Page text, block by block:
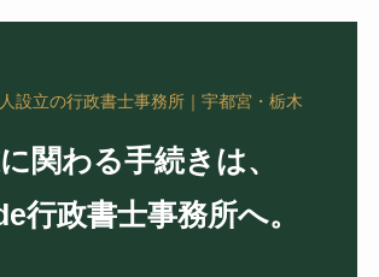
設立の行政書士事務所｜宇都宮・栃木
関わる手続きは、
行政書士事務所へ。